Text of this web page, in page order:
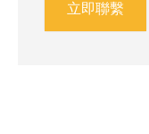
立即聯繫